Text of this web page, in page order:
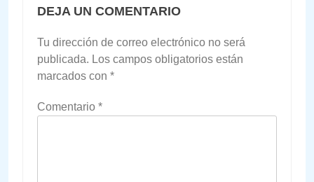
DEJA UN COMENTARIO
Tu dirección de correo electrónico no será
publicada. Los campos obligatorios están
marcados con *
Comentario *